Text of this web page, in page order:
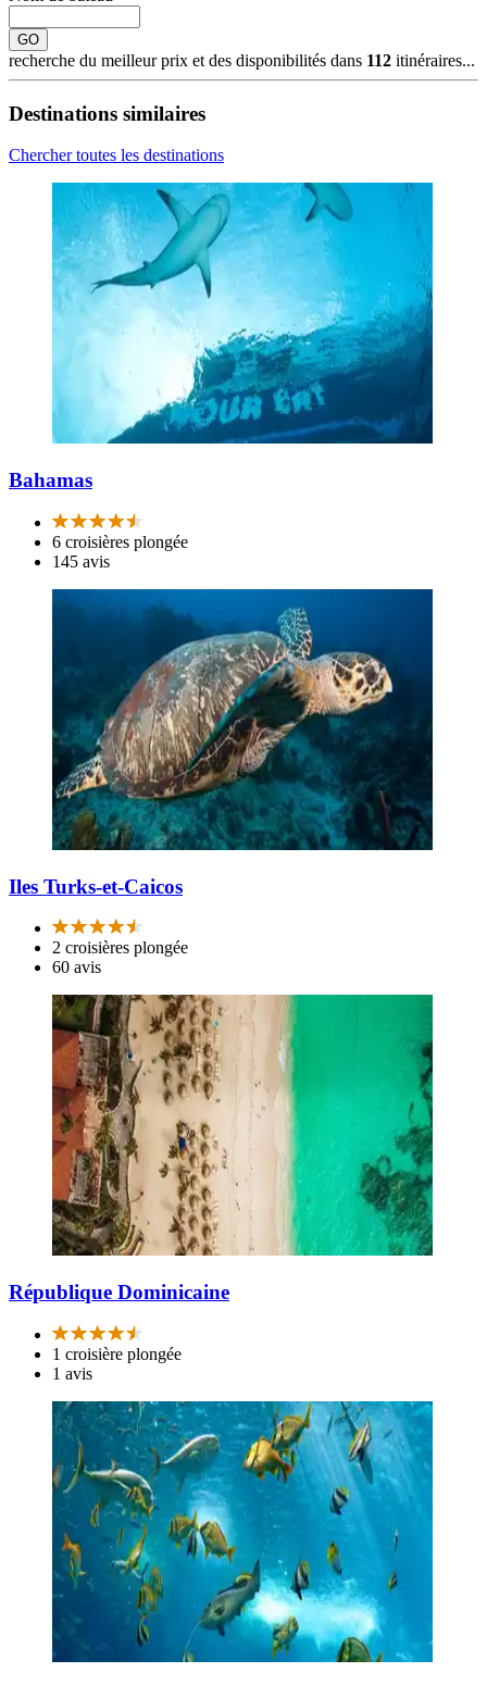
GO
recherche du meilleur prix et des disponibilités dans 112 itinéraires...
Destinations similaires
Chercher toutes les destinations
Bahamas
6 croisières plongée
145 avis
Iles Turks-et-Caicos
2 croisières plongée
60 avis
République Dominicaine
1 croisière plongée
1 avis